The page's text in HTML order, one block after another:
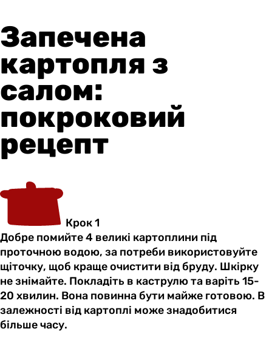
Запечена
картопля з
салом:
покроковий
рецепт
Крок 1
Добре помийте 4 великі картоплини під
проточною водою, за потреби використовуйте
щіточку, щоб краще очистити від бруду. Шкірку
не знімайте. Покладіть в каструлю та варіть 15-
20 хвилин. Вона повинна бути майже готовою. В
залежності від картоплі може знадобитися
більше часу.